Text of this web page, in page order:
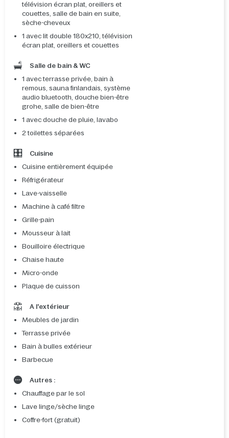
télévision écran plat, oreillers et
couettes, salle de bain en suite,
sèche-cheveux
1 avec lit double 180x210, télévision
écran plat, oreillers et couettes
Salle de bain & WC
1 avec terrasse privée, bain à
remous, sauna finlandais, système
audio bluetooth, douche bien-être
grohe, salle de bien-être
1 avec douche de pluie, lavabo
2 toilettes séparées
Cuisine
Cuisine entièrement équipée
Réfrigérateur
Lave-vaisselle
Machine à café filtre
Grille-pain
Mousseur à lait
Bouilloire électrique
Chaise haute
Micro-onde
Plaque de cuisson
A l'extérieur
Meubles de jardin
Terrasse privée
Bain à bulles extérieur
Barbecue
Autres :
Chauffage par le sol
Lave linge/sèche linge
Coffre-fort (gratuit)